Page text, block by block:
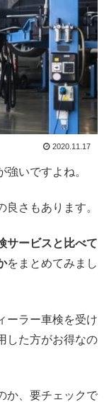
2020.11.17
いですよね。
さもあります。
サービスと比べて
をまとめてみまし
ーラー車検を受け
した方がお得なの
か、要チェックで